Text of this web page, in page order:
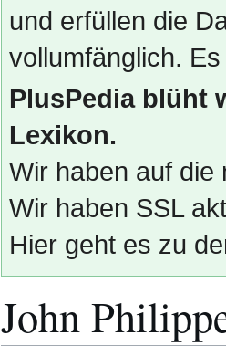
und erfüllen die
vollumfänglich.
PlusPedia blüht
Lexikon.
Wir haben auf die
Wir haben SSL
Hier geht es zu
John